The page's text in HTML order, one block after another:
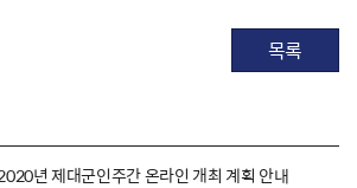
목록
년 제대군인주간 온라인 개최 계획 안내